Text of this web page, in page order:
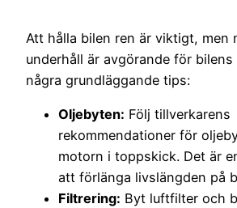
Att hålla bilen ren är viktigt, men
underhåll är avgörande för
några grundläggande tips:
Oljebyten: Följ tillverkarens
rekommendationer för
motorn i toppskick. Det är
att förlänga livslängden på
Filtrering: Byt luftfilter och